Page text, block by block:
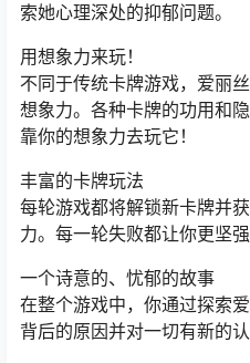
索她心理深处的抑郁问题。
用想象力来玩！
不同于传统卡牌游戏，爱丽
想象力。各种卡牌的功用和
靠你的想象力去玩它！
丰富的卡牌玩法
每轮游戏都将解锁新卡牌并
力。每一轮失败都让你更坚
一个诗意的、忧郁的故事
在整个游戏中，你通过探索
背后的原因并对一切有新的认